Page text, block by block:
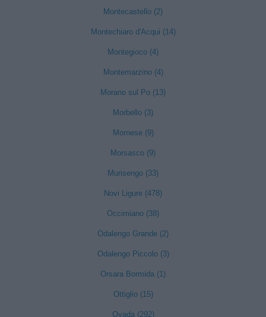
Montecastello (2)
Montechiaro d'Acqui (14)
Montegioco (4)
Montemarzino (4)
Morano sul Po (13)
Morbello (3)
Mornese (9)
Morsasco (9)
Murisengo (33)
Novi Ligure (478)
Occimiano (38)
Odalengo Grande (2)
Odalengo Piccolo (3)
Orsara Bormida (1)
Ottiglio (15)
Ovada (292)